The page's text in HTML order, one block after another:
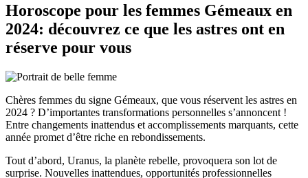
Horoscope pour les femmes Gémeaux en
2024: découvrez ce que les astres ont en
réserve pour vous
Chères femmes du signe Gémeaux, que vous réservent les astres en
2024 ? D’importantes transformations personnelles s’annoncent !
Entre changements inattendus et accomplissements marquants, cette
année promet d’être riche en rebondissements.
Tout d’abord, Uranus, la planète rebelle, provoquera son lot de
surprise. Nouvelles inattendues, opportunités professionnelles